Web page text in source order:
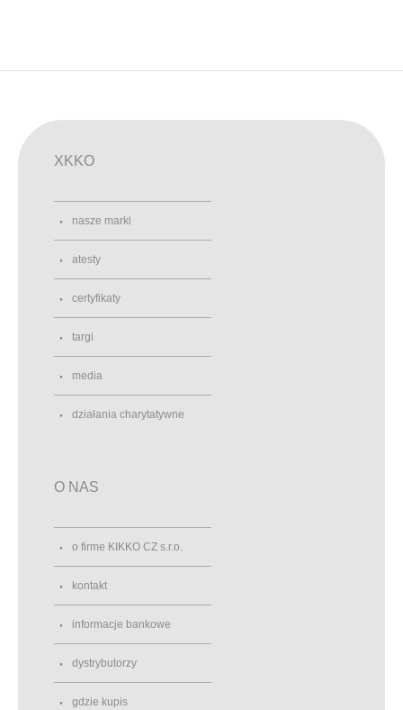
XKKO
nasze marki
atesty
certyfikaty
targi
media
działania charytatywne
O NAS
o firme KIKKO CZ s.r.o.
kontakt
informacje bankowe
dystrybutorzy
gdzie kupis